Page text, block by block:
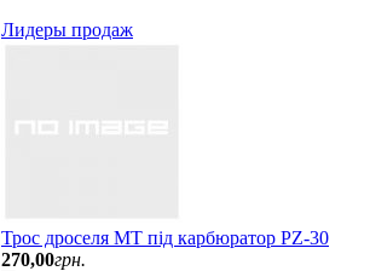
Лидеры продаж
Трос дроселя МТ під карбюратор PZ-30
270,00грн.